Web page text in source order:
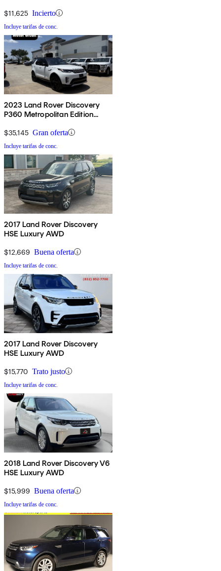
$11,625 Incierto
Incluye tarifas de conc.
2023 Land Rover Discovery
P360 Metropolitan Edition
$35,145 Gran oferta
Incluye tarifas de conc.
2017 Land Rover Discovery
HSE Luxury AWD
$12,669 Buena oferta
Incluye tarifas de conc.
2017 Land Rover Discovery
HSE Luxury AWD
$15,770 Trato justo
Incluye tarifas de conc.
2018 Land Rover Discovery V6
HSE Luxury AWD
$15,999 Buena oferta
Incluye tarifas de conc.